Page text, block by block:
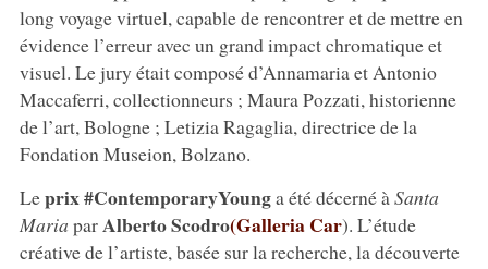
long voyage virtuel, capable de rencontrer et de mettre en
évidence l’erreur avec un grand impact chromatique et
visuel. Le jury était composé d’Annamaria et Antonio
Maccaferri, collectionneurs ; Maura Pozzati, historienne
de l’art, Bologne ; Letizia Ragaglia, directrice de la
Fondation Museion, Bolzano.
Leprix #ContemporaryYounga été décerné à Santa
Maria parAlberto Scodro(Galleria Car). L’étude
créative de l’artiste, basée sur la recherche, la découverte